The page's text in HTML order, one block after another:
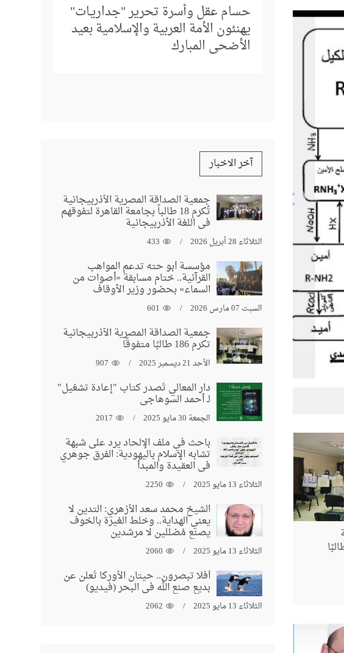
تكرم 186 طالبًا
كتاب
حسام عقل وأسرة تحرير "جداريـات"
يهنئون الأمة العربية والإسلامية بعيد
الأضحى المبارك
آخر الاخبار
جمعية الصداقة المصرية الأذربيجانية
تُكرم 18 طالباً بجامعة القاهرة لتفوقهم
في اللغة الأذربيجانية
الثلاثاء 28 أبريل 2026 433
مؤسسة أبو حته تدعم المواهب
القرآنية.. ختام مسابقة «أصوات من
السماء» بحضور وزير الأوقاف
السبت 07 مارس 2026 601
جمعية الصداقة المصرية الأذربيجانية
تكرم 186 طالبًا متفوقًا
الأحد 21 ديسمبر 2025 907
دار المعالي تُصدر كتاب "إعادة تشغيل"
لـ أحمد السوهاجي
الجمعة 30 مايو 2025 2017
باحث في ملف الإلحاد يرد على شبهة
تشابه الإسلام باليهودية: الفرق جوهري
في العقيدة والمبدأ
الثلاثاء 13 مايو 2025 2250
الشيخ محمد سعد الأزهري: التدين لا
يعني الهداية.. وخلط الغيرة بالخوف
يصنع مُضللين لا مرشدين
الثلاثاء 13 مايو 2025 2060
أفلا تبصرون.. حيتان الأوركا تُعلن عن
بديع صنع الله في البحر (فيديو)
الثلاثاء 13 مايو 2025 2062